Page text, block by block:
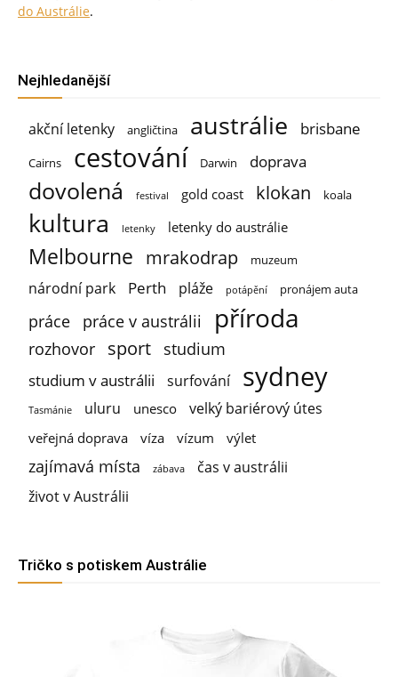
do Austrálie.
Nejhledanější
akční letenky angličtina austrálie brisbane
Cairns cestování Darwin doprava
dovolená festival gold coast klokan koala
kultura letenky letenky do austrálie
Melbourne mrakodrap muzeum
národní park Perth pláže potápění pronájem auta
práce práce v austrálii příroda
rozhovor sport studium
studium v austrálii surfování sydney
Tasmánie uluru unesco velký bariérový útes
veřejná doprava víza vízum výlet
zajímavá místa zábava
čas v austrálii
život v Austrálii
Tričko s potiskem Austrálie